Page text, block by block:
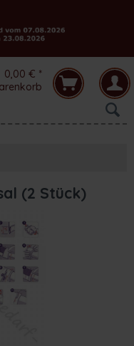
0,00 € *
(2 Stück)